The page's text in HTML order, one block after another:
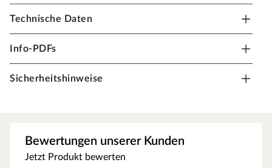
KARIBU Saunahaus Hytti 1 SET
Hochwertige Materialien und attraktives Design sorgen
und Harz sowie geringe Splittergefahr zeichnen
Fichtenholz als ideales Saunaholz aus. Die gute
Technische Daten
Info-PDFs
Sicherheitshinweise
Bewertungen unserer Kunden
Jetzt Produkt bewerten